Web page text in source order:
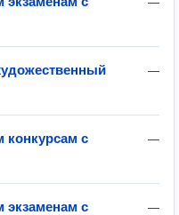
—
—
конкурсам с
—
экзаменам с